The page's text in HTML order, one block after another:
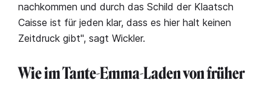
nachkommen und durch das Schild der Klaatsch
Caisse ist für jeden klar, dass es hier halt keinen
Zeitdruck gibt", sagt Wickler.
Wie im Tante-Emma-Laden von früher